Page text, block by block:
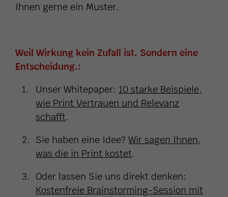
Ihnen gerne ein Muster.
Weil Wirkung kein Zufall ist. Sondern eine
Entscheidung.:
Unser Whitepaper: 10 starke Beispiele,
wie Print Vertrauen und Relevanz
schafft.
Sie haben eine Idee? Wir sagen Ihnen,
was die in Print kostet.
Oder lassen Sie uns direkt denken:
Kostenfreie Brainstorming-Session mit